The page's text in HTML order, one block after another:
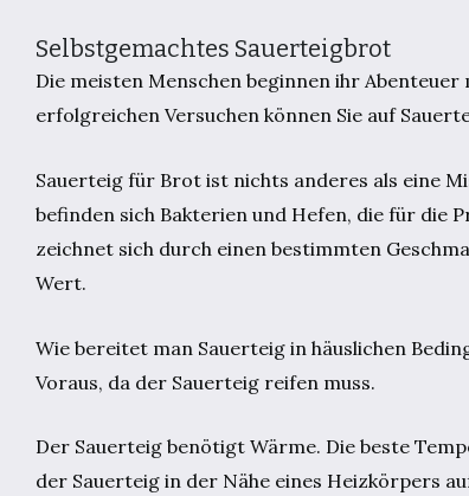
Selbstgemachtes Sauerteigbrot
Die meisten Menschen beginnen ihr
erfolgreichen Versuchen können Sie auf
Sauerteig für Brot ist nichts anderes als eine
befinden sich Bakterien und Hefen, die für die
zeichnet sich durch einen bestimmten
Wert.
Wie bereitet man Sauerteig in häuslichen
Voraus, da der Sauerteig reifen muss.
Der Sauerteig benötigt Wärme. Die beste
der Sauerteig in der Nähe eines Heizkörpers